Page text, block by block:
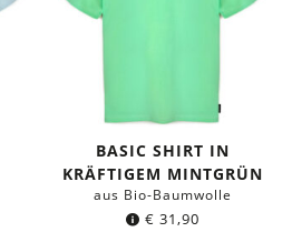
BASIC SHIRT IN
KRÄFTIGEM MINTGRÜN
aus Bio-Baumwolle
€ 31,90